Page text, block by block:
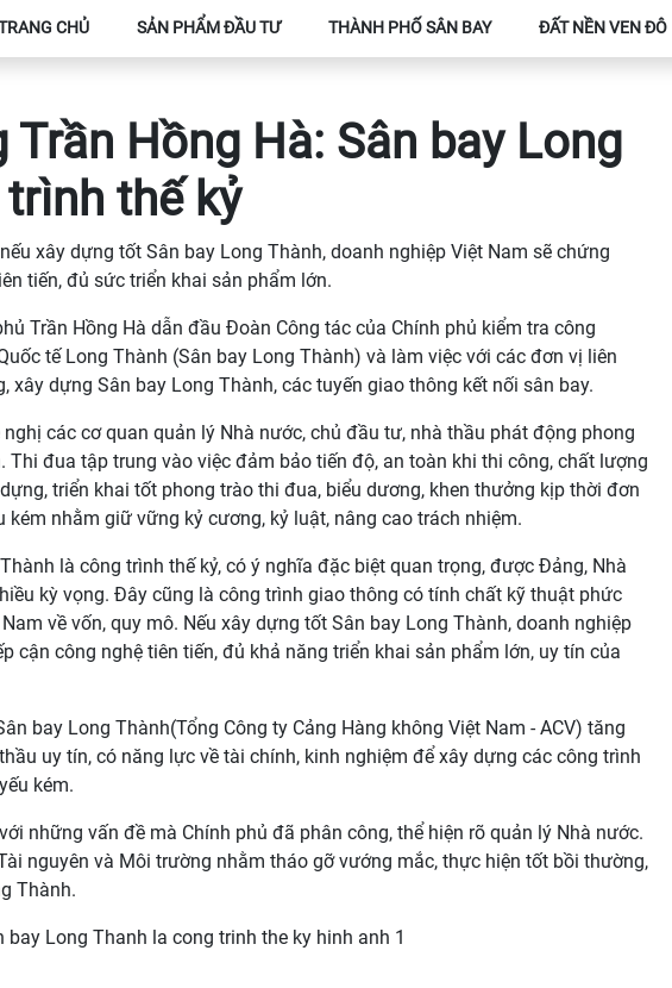
CHỦ SẢN PHẨM ĐẦU TƯ THÀNH PHỐ SÂN BAY ĐẤT NỀN VEN ĐÔ
Hồng Hà: Sân bay Long
thế kỷ
xây dựng tốt Sân bay Long Thành, doanh nghiệp Việt Nam sẽ chứng
tiến, đủ sức triển khai sản phẩm lớn.
Trần Hồng Hà dẫn đầu Đoàn Công tác của Chính phủ kiểm tra công
tế Long Thành (Sân bay Long Thành) và làm việc với các đơn vị liên
xây dựng Sân bay Long Thành, các tuyến giao thông kết nối sân bay.
các cơ quan quản lý Nhà nước, chủ đầu tư, nhà thầu phát động phong
đua tập trung vào việc đảm bảo tiến độ, an toàn khi thi công, chất lượng
triển khai tốt phong trào thi đua, biểu dương, khen thưởng kịp thời đơn
nhằm giữ vững kỷ cương, kỷ luật, nâng cao trách nhiệm.
là công trình thế kỷ, có ý nghĩa đặc biệt quan trọng, được Đảng, Nhà
kỳ vọng. Đây cũng là công trình giao thông có tính chất kỹ thuật phức
về vốn, quy mô. Nếu xây dựng tốt Sân bay Long Thành, doanh nghiệp
cận công nghệ tiên tiến, đủ khả năng triển khai sản phẩm lớn, uy tín của
bay Long Thành(Tổng Công ty Cảng Hàng không Việt Nam - ACV) tăng
uy tín, có năng lực về tài chính, kinh nghiệm để xây dựng các công trình
kém.
những vấn đề mà Chính phủ đã phân công, thể hiện rõ quản lý Nhà nước.
nguyên và Môi trường nhằm tháo gỡ vướng mắc, thực hiện tốt bồi thường,
Thành.